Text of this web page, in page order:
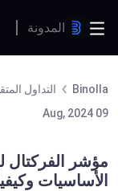
المدونة
Binolla التداول
09 Aug, 2024
مؤشر الفركتال
الأساسيات